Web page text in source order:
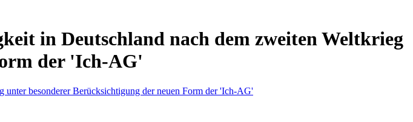
in Deutschland nach dem zweiten Weltkrieg
der 'Ich-AG'